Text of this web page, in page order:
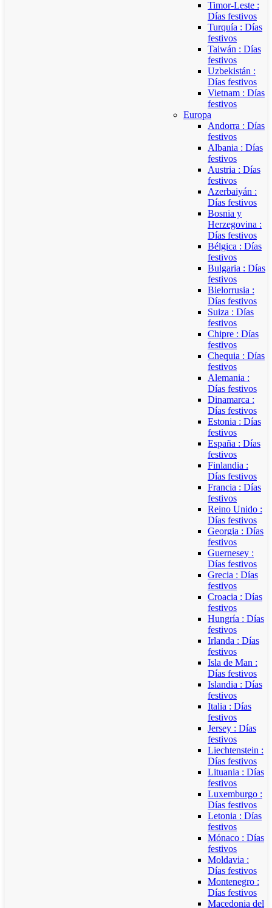
Timor-Leste :
Días festivos
Turquía : Días
festivos
Taiwán : Días
festivos
Uzbekistán :
Días festivos
Vietnam : Días
festivos
Europa
Andorra : Días
festivos
Albania : Días
festivos
Austria : Días
festivos
Azerbaiyán :
Días festivos
Bosnia y
Herzegovina :
Días festivos
Bélgica : Días
festivos
Bulgaria : Días
festivos
Bielorrusia :
Días festivos
Suiza : Días
festivos
Chipre : Días
festivos
Chequia : Días
festivos
Alemania :
Días festivos
Dinamarca :
Días festivos
Estonia : Días
festivos
España : Días
festivos
Finlandia :
Días festivos
Francia : Días
festivos
Reino Unido :
Días festivos
Georgia : Días
festivos
Guernesey :
Días festivos
Grecia : Días
festivos
Croacia : Días
festivos
Hungría : Días
festivos
Irlanda : Días
festivos
Isla de Man :
Días festivos
Islandia : Días
festivos
Italia : Días
festivos
Jersey : Días
festivos
Liechtenstein :
Días festivos
Lituania : Días
festivos
Luxemburgo :
Días festivos
Letonia : Días
festivos
Mónaco : Días
festivos
Moldavia :
Días festivos
Montenegro :
Días festivos
Macedonia del